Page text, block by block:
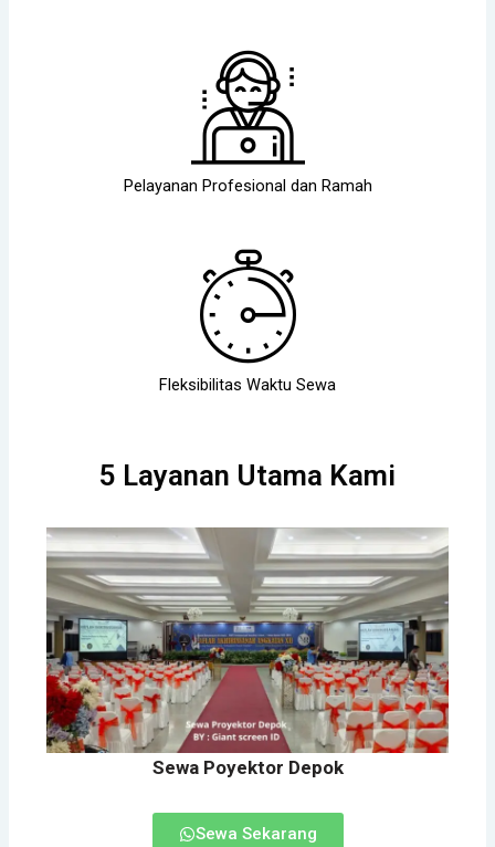
Pelayanan Profesional dan Ramah
Fleksibilitas Waktu Sewa
5 Layanan Utama Kami
Sewa Poyektor Depok
Sewa Sekarang